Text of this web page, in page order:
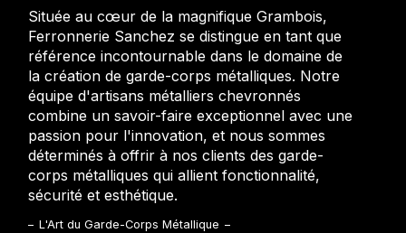
Située au cœur de la magnifique Grambois,
Ferronnerie Sanchez se distingue en tant que
référence incontournable dans le domaine de
la création de garde-corps métalliques. Notre
équipe d'artisans métalliers chevronnés
combine un savoir-faire exceptionnel avec une
passion pour l'innovation, et nous sommes
déterminés à offrir à nos clients des garde-
corps métalliques qui allient fonctionnalité,
sécurité et esthétique.
L'Art du Garde-Corps Métallique